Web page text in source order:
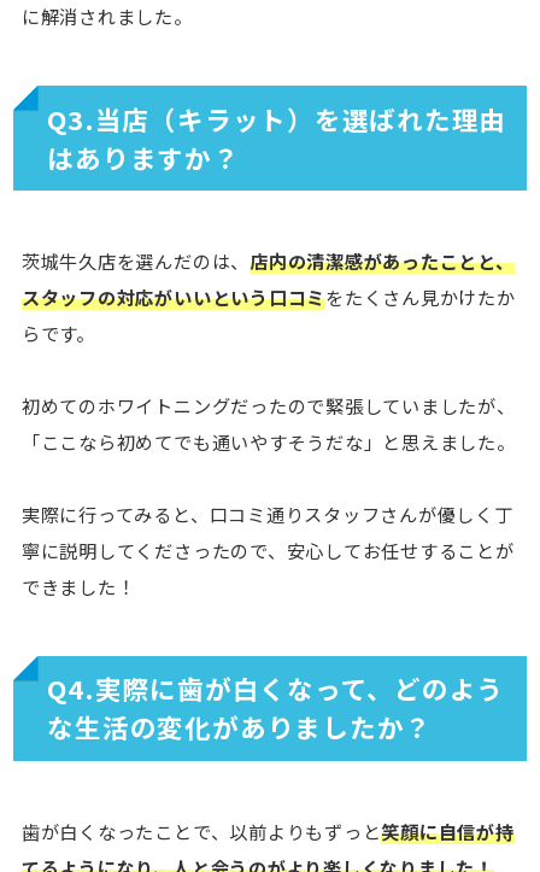
に解消されました。
Q3.当店（キラット）を選ばれた理由
はありますか？
茨城牛久店を選んだのは、店内の清潔感があったことと、
スタッフの対応がいいという口コミをたくさん見かけたか
らです。
初めてのホワイトニングだったので緊張していましたが、
「ここなら初めてでも通いやすそうだな」と思えました。
実際に行ってみると、口コミ通りスタッフさんが優しく丁
寧に説明してくださったので、安心してお任せすることが
できました！
Q4.実際に歯が白くなって、どのよう
な生活の変化がありましたか？
歯が白くなったことで、以前よりもずっと笑顔に自信が持
てるようになり、人と会うのがより楽しくなりました！